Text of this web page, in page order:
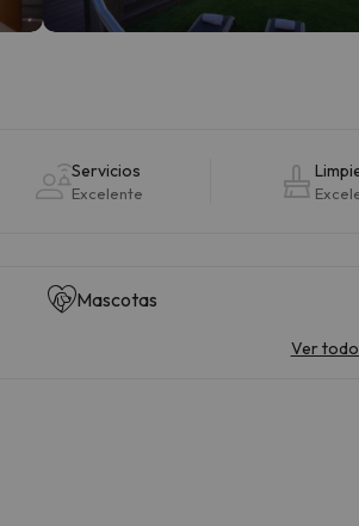
Servicios
Excelente
Mascotas
Ver